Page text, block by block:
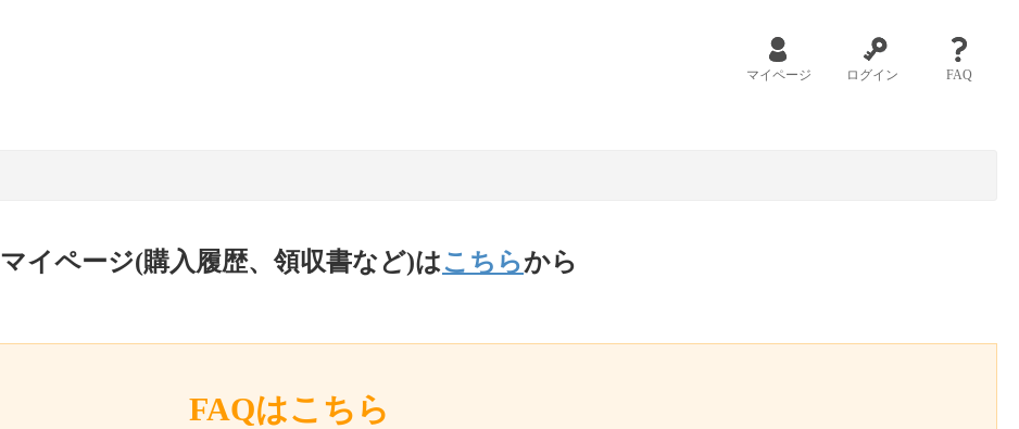
マイページ ログイン FAQ
マイページ(購入履歴、領収書など)はこちらから
FAQはこちら